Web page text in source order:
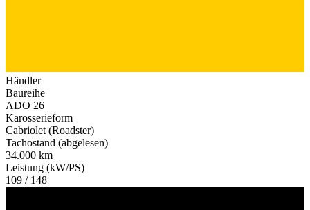
Händler
Baureihe
ADO 26
Karosserieform
Cabriolet (Roadster)
Tachostand (abgelesen)
34.000 km
Leistung (kW/PS)
109 / 148